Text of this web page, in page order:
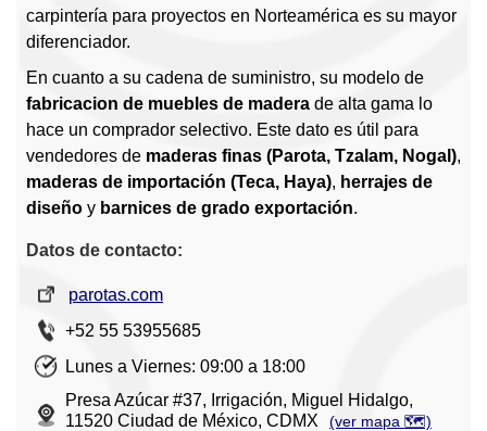
carpintería para proyectos en Norteamérica es su mayor
diferenciador.
En cuanto a su cadena de suministro, su modelo de
fabricacion de muebles de madera de alta gama lo
hace un comprador selectivo. Este dato es útil para
vendedores de maderas finas (Parota, Tzalam, Nogal),
maderas de importación (Teca, Haya), herrajes de
diseño y barnices de grado exportación.
Datos de contacto:
parotas.com
+52 55 53955685
Lunes a Viernes: 09:00 a 18:00
Presa Azúcar #37, Irrigación, Miguel Hidalgo,
11520 Ciudad de México, CDMX
(ver mapa 🗺️)